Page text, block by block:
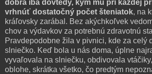
dobrá iba dovtedy, kým mu pri každej
vrhnúť dostatočný počet šteniatok, na
kráľovsky zarábal. Bez akýchkoľvek
chov a výdavkov za potrebnú zdravotnú
Pravdepodobne žila v pivnici, kde za celý
slniečko. Keď bola u nás doma, úplne
vyvaľovala na slniečku, obdivovala
oblohe, skrátka všetko, čo predtým